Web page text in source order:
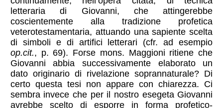
letteraria di Giovanni, che attingerebbe
coscientemente alla tradizione profetica
veterotestamentaria, attuando una sapiente scelta
di simboli e di artifici letterari (cfr. ad esempio
op.cit., p. 69). Forse mons. Maggioni ritiene che
Giovanni abbia successivamente elaborato un
dato originario di rivelazione soprannaturale? Di
certo questa tesi non appare con chiarezza. Ci
sembra invece che per il nostro esegeta Giovanni
avrebbe scelto di esporre in forma profetico-